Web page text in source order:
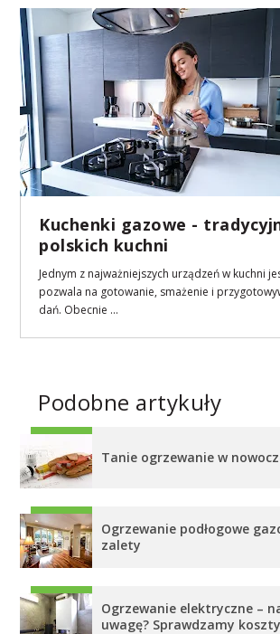
Kuchenki gazowe -
polskich kuchni
Jednym z najważniejszych urządzeń w kuchni
pozwala na gotowanie, smażenie i
dań. Obecnie ...
Podobne artykuły
Tanie ogrzewanie w
Ogrzewanie podłogowe
zalety
Ogrzewanie elektryczne –
uwagę? Sprawdzamy